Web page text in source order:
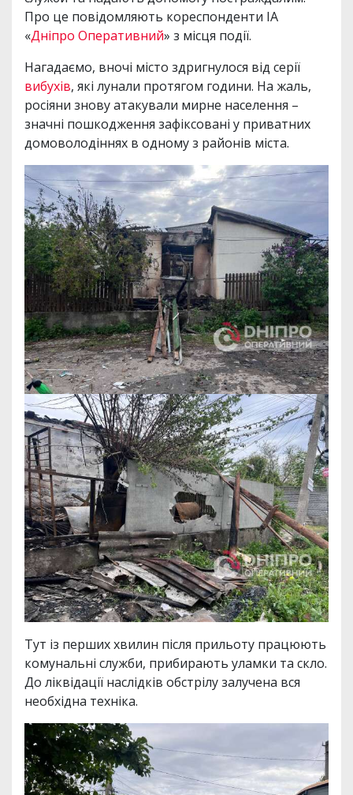
Про це повідомляють кореспонденти ІА
«Дніпро Оперативний» з місця події.
Нагадаємо, вночі місто здригнулося від серії
вибухів, які лунали протягом години. На жаль,
росіяни знову атакували мирне населення –
значні пошкодження зафіксовані у приватних
домоволодіннях в одному з районів міста.
Тут із перших хвилин після прильоту працюють
комунальні служби, прибирають уламки та скло.
До ліквідації наслідків обстрілу залучена вся
необхідна техніка.